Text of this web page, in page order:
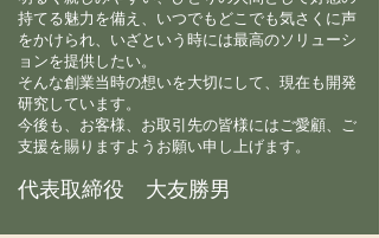
持てる魅力を備え、いつでもどこでも気さくに声
をかけられ、 いざという時には最高のソリューシ
ョンを提供したい。
そんな創業当時の想いを大切にして、現在も開発
研究しています。
今後も、お客様、お取引先の皆様にはご愛顧、ご
支援を賜りますようお願い申し上げます。
代表取締役 大友勝男